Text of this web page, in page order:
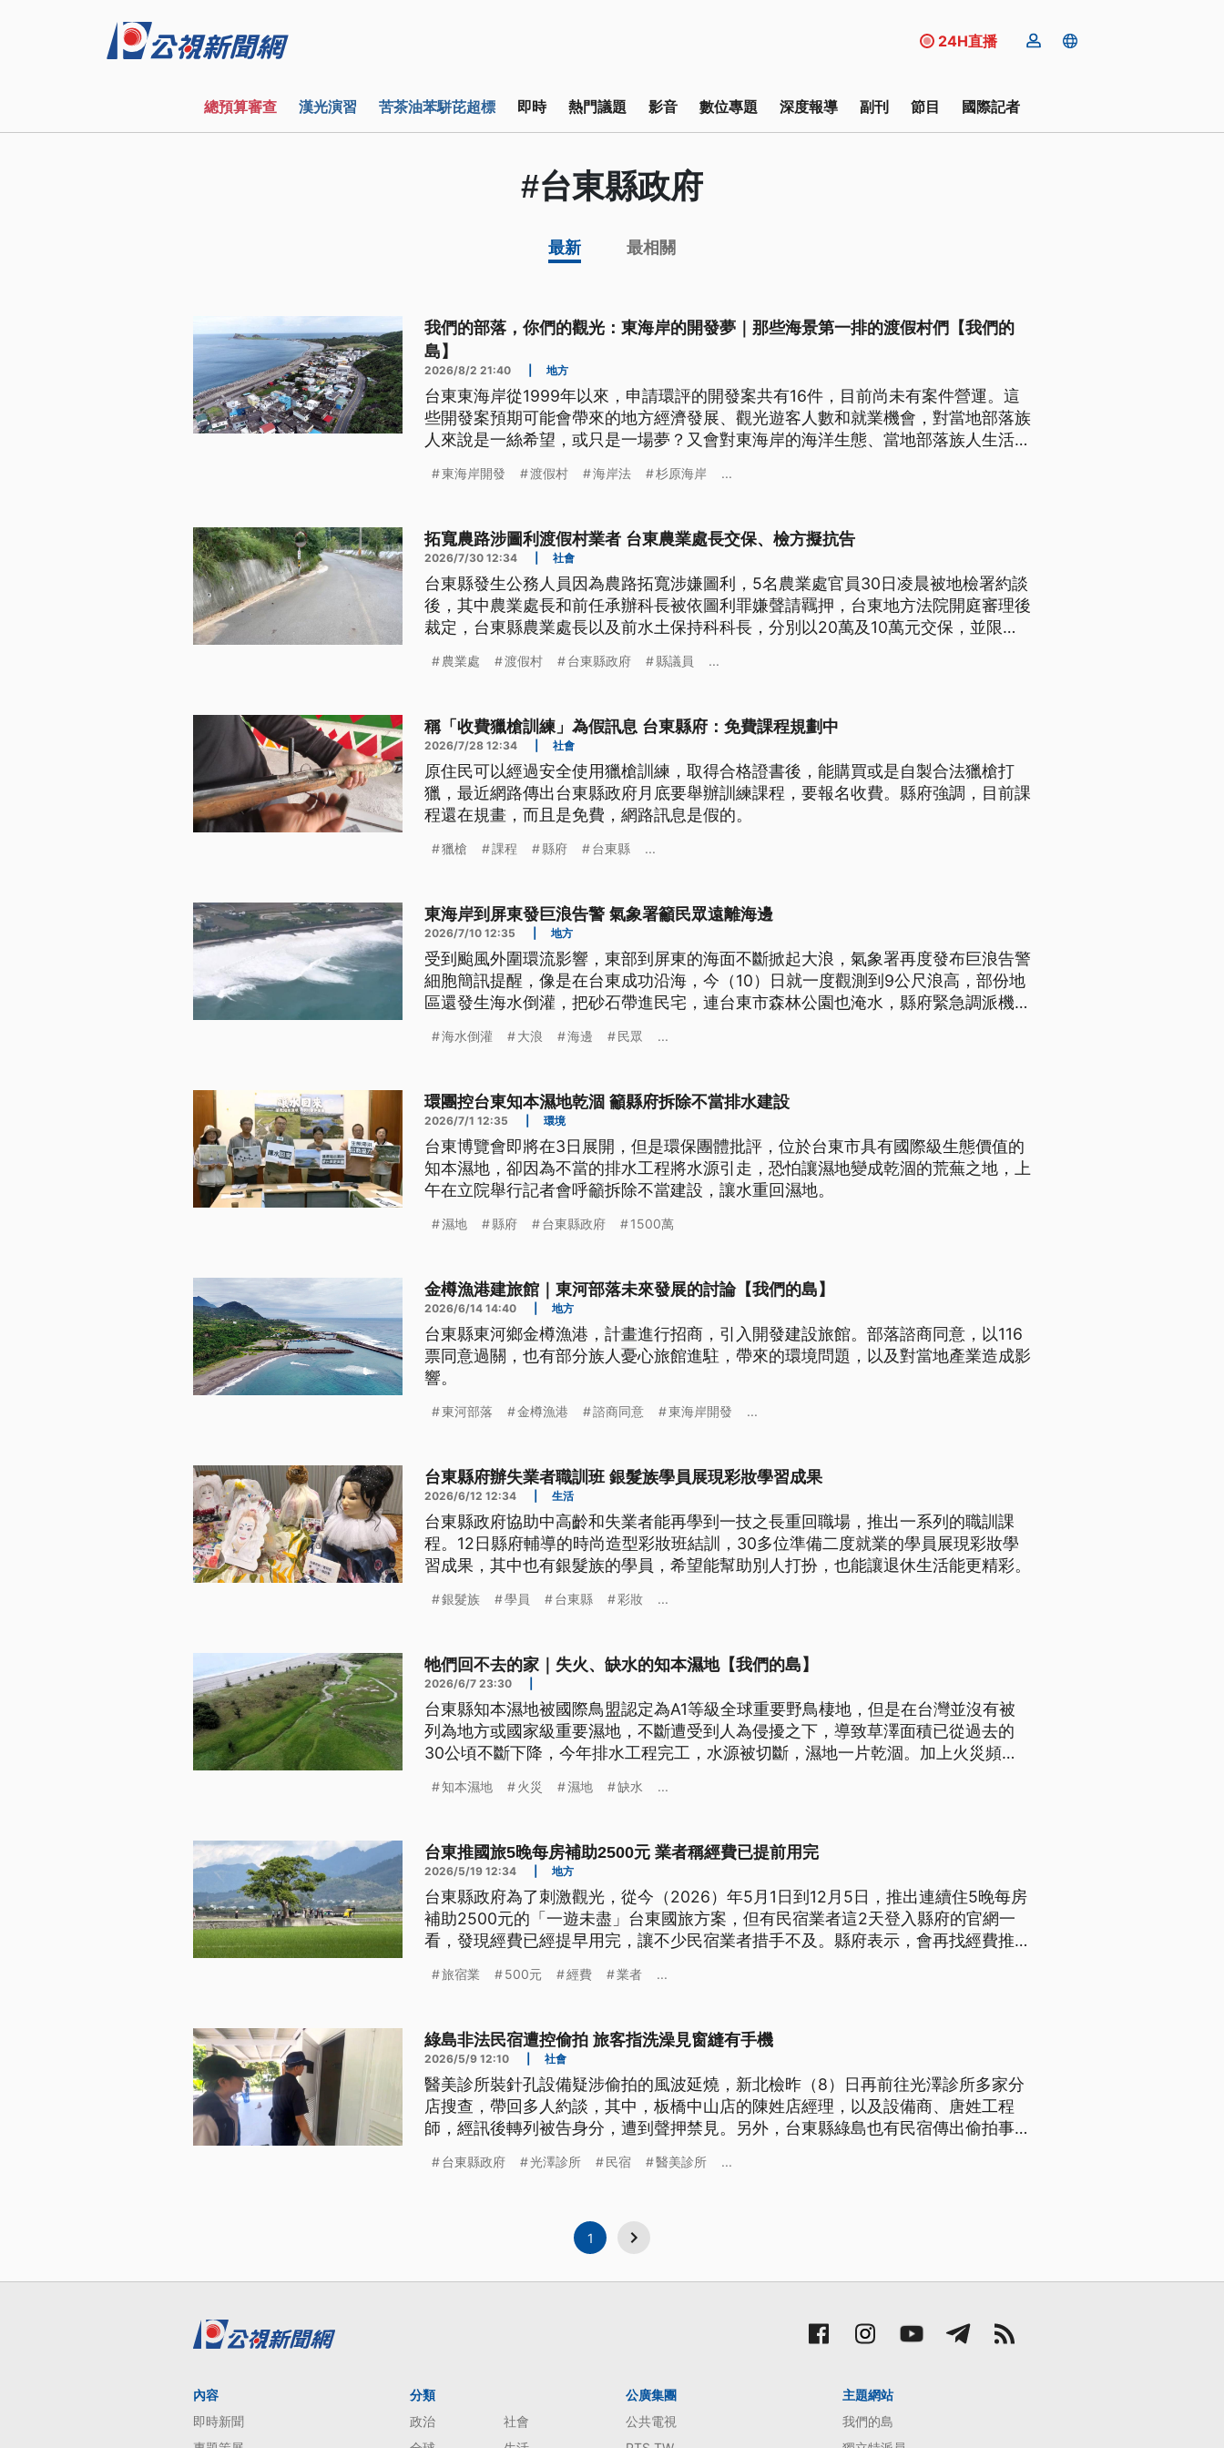
24H直播
總預算審查 漢光演習 苦茶油苯駢芘超標 即時 熱門議題 影音 數位專題 深度報導 副刊 節目 國際記者
#台東縣政府
最新 最相關
我們的部落，你們的觀光：東海岸的開發夢｜那些海景第一排的渡假村們【我們的
島】
2026/8/2 21:40 地方
台東東海岸從1999年以來，申請環評的開發案共有16件，目前尚未有案件營運。這
些開發案預期可能會帶來的地方經濟發展、觀光遊客人數和就業機會，對當地部落族
人來說是一絲希望，或只是一場夢？又會對東海岸的海洋生態、當地部落族人生活造
東海岸開發 渡假村 海岸法 杉原海岸 ...
拓寬農路涉圖利渡假村業者 台東農業處長交保、檢方擬抗告
2026/7/30 12:34 社會
台東縣發生公務人員因為農路拓寬涉嫌圖利，5名農業處官員30日凌晨被地檢署約談
後，其中農業處長和前任承辦科長被依圖利罪嫌聲請羈押，台東地方法院開庭審理後
裁定，台東縣農業處長以及前水土保持科科長，分別以20萬及10萬元交保，並限制
農業處 渡假村 台東縣政府 縣議員 ...
稱「收費獵槍訓練」為假訊息 台東縣府：免費課程規劃中
2026/7/28 12:34 社會
原住民可以經過安全使用獵槍訓練，取得合格證書後，能購買或是自製合法獵槍打
獵，最近網路傳出台東縣政府月底要舉辦訓練課程，要報名收費。縣府強調，目前課
程還在規畫，而且是免費，網路訊息是假的。
獵槍 課程 縣府 台東縣 ...
東海岸到屏東發巨浪告警 氣象署籲民眾遠離海邊
2026/7/10 12:35 地方
受到颱風外圍環流影響，東部到屏東的海面不斷掀起大浪，氣象署再度發布巨浪告警
細胞簡訊提醒，像是在台東成功沿海，今（10）日就一度觀測到9公尺浪高，部份地
區還發生海水倒灌，把砂石帶進民宅，連台東市森林公園也淹水，縣府緊急調派機具
海水倒灌 大浪 海邊 民眾 ...
環團控台東知本濕地乾涸 籲縣府拆除不當排水建設
2026/7/1 12:35 環境
台東博覽會即將在3日展開，但是環保團體批評，位於台東市具有國際級生態價值的
知本濕地，卻因為不當的排水工程將水源引走，恐怕讓濕地變成乾涸的荒蕪之地，上
午在立院舉行記者會呼籲拆除不當建設，讓水重回濕地。
濕地 縣府 台東縣政府 1500萬
金樽漁港建旅館｜東河部落未來發展的討論【我們的島】
2026/6/14 14:40 地方
台東縣東河鄉金樽漁港，計畫進行招商，引入開發建設旅館。部落諮商同意，以116
票同意過關，也有部分族人憂心旅館進駐，帶來的環境問題，以及對當地產業造成影
響。
東河部落 金樽漁港 諮商同意 東海岸開發 ...
台東縣府辦失業者職訓班 銀髮族學員展現彩妝學習成果
2026/6/12 12:34 生活
台東縣政府協助中高齡和失業者能再學到一技之長重回職場，推出一系列的職訓課
程。12日縣府輔導的時尚造型彩妝班結訓，30多位準備二度就業的學員展現彩妝學
習成果，其中也有銀髮族的學員，希望能幫助別人打扮，也能讓退休生活能更精彩。
銀髮族 學員 台東縣 彩妝 ...
牠們回不去的家｜失火、缺水的知本濕地【我們的島】
2026/6/7 23:30
台東縣知本濕地被國際鳥盟認定為A1等級全球重要野鳥棲地，但是在台灣並沒有被
列為地方或國家級重要濕地，不斷遭受到人為侵擾之下，導致草澤面積已從過去的
30公頃不斷下降，今年排水工程完工，水源被切斷，濕地一片乾涸。加上火災頻
264公頃的碳匯園區開發案，環團、學者和在地居民都相當擔憂知本濕地的未來。
知本濕地 火災 濕地 缺水 ...
台東推國旅5晚每房補助2500元 業者稱經費已提前用完
2026/5/19 12:34 地方
台東縣政府為了刺激觀光，從今（2026）年5月1日到12月5日，推出連續住5晚每房
補助2500元的「一遊未盡」台東國旅方案，但有民宿業者這2天登入縣府的官網一
看，發現經費已經提早用完，讓不少民宿業者措手不及。縣府表示，會再找經費推出
旅宿業 500元 經費 業者 ...
綠島非法民宿遭控偷拍 旅客指洗澡見窗縫有手機
2026/5/9 12:10 社會
醫美診所裝針孔設備疑涉偷拍的風波延燒，新北檢昨（8）日再前往光澤診所多家分
店搜查，帶回多人約談，其中，板橋中山店的陳姓店經理，以及設備商、唐姓工程
師，經訊後轉列被告身分，遭到聲押禁見。另外，台東縣綠島也有民宿傳出偷拍事
縣府到場稽查，確認這家民宿非法經營，更早已勒令停業。
台東縣政府 光澤診所 民宿 醫美診所 ...
1
內容
即時新聞
分類
政治
社會
公廣集團
公共電視
主題網站
我們的島